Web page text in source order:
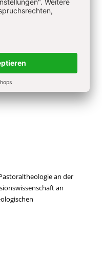
an der
an